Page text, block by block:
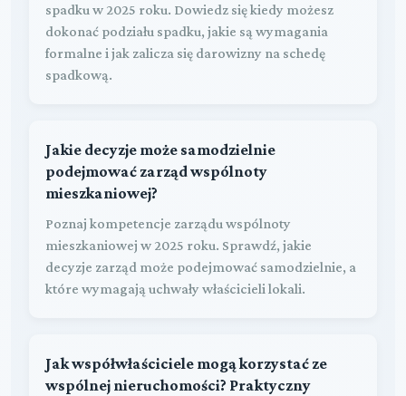
spadku w 2025 roku. Dowiedz się kiedy możesz
dokonać podziału spadku, jakie są wymagania
formalne i jak zalicza się darowizny na schedę
spadkową.
Jakie decyzje może samodzielnie
podejmować zarząd wspólnoty
mieszkaniowej?
Poznaj kompetencje zarządu wspólnoty
mieszkaniowej w 2025 roku. Sprawdź, jakie
decyzje zarząd może podejmować samodzielnie, a
które wymagają uchwały właścicieli lokali.
Jak współwłaściciele mogą korzystać ze
wspólnej nieruchomości? Praktyczny